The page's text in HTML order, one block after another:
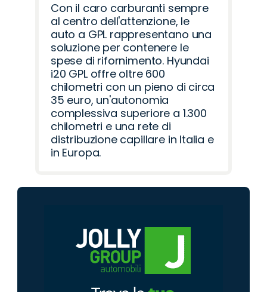
Con il caro carburanti sempre
al centro dell'attenzione, le
auto a GPL rappresentano una
soluzione per contenere le
spese di rifornimento. Hyundai
i20 GPL offre oltre 600
chilometri con un pieno di circa
35 euro, un'autonomia
complessiva superiore a 1.300
chilometri e una rete di
distribuzione capillare in Italia e
in Europa.